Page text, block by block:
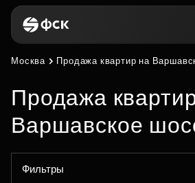
Москва Продажа квартир на
Продажа
Варшавское
Фильтры